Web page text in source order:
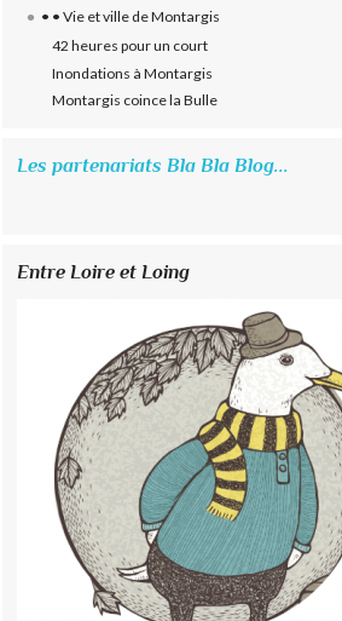
• • Vie et ville de Montargis
42 heures pour un court
Inondations à Montargis
Montargis coince la Bulle
Les partenariats Bla Bla Blog...
Entre Loire et Loing